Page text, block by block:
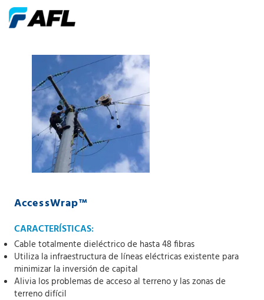
AccessWrap™
CARACTERÍSTICAS:
Cable totalmente dieléctrico de hasta 48 fibras
Utiliza la infraestructura de líneas eléctricas existente para
minimizar la inversión de capital
Alivia los problemas de acceso al terreno y las zonas de
terreno difícil